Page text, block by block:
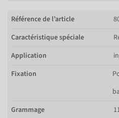
Référence de l’article
Caractéristique spéciale
Application
Fixation
Grammage